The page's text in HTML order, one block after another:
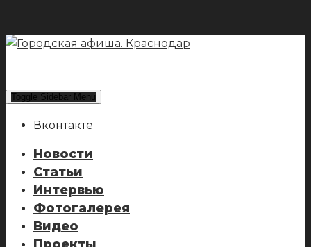
Toggle Sidebar Menu
Вконтакте
Новости
Статьи
Интервью
Фотогалерея
Видео